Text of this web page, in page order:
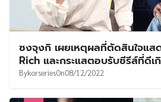
ซงจุงกิ เผยเหตุผลที่ตัดสินใจแส
Rich และกระแสตอบรับซีรีส์ที่ดีเ
BykorseriesOn08/12/2022